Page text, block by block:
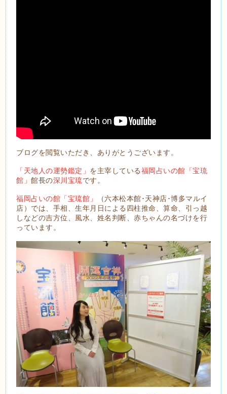
ブログを閲覧いただき、ありがとうございます。
「天地人の運勢鑑定」 を主宰している福岡占いの館「宝琉
館」館長の深川宝琉です。
福岡占いの館「宝琉館」
（六本松本館･天神店･博多マルイ
店）では、手相、生年月日による四柱推命、算命、引っ越
しなどの吉方位、風水、姓名判断、赤ちゃんの名づけを行
っています。